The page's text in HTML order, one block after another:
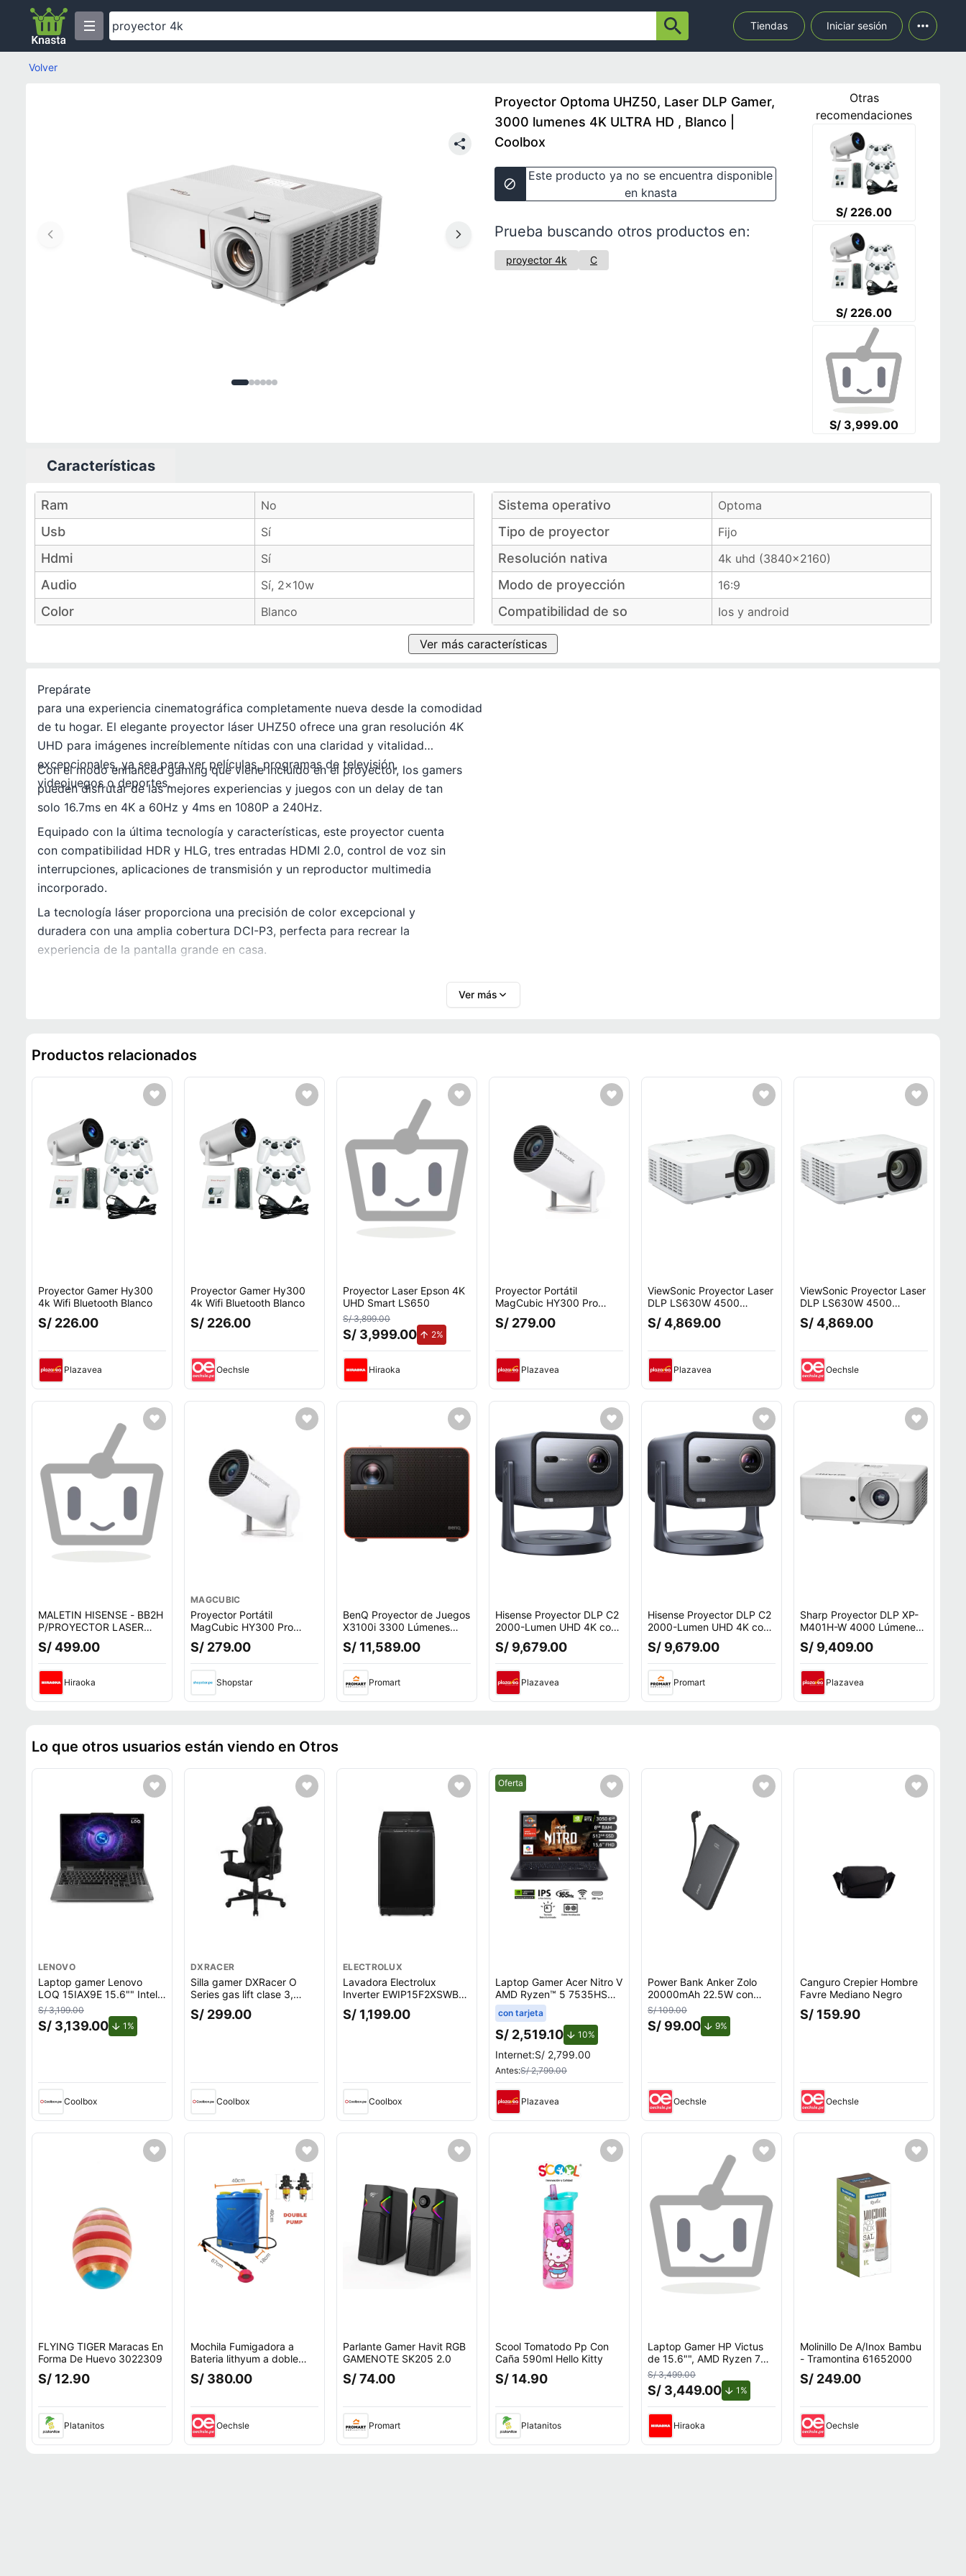
Tiendas Iniciar sesión
Volver
Imagen1
Imagen
Imagen
Imagen
Imagen
Imagen
Proyector Optoma UHZ50, Laser DLP Gamer,
3000 lumenes 4K ULTRA HD , Blanco |
Coolbox
Este producto ya no se encuentra disponible
en knasta
Prueba buscando otros productos en:
proyector 4k C
Otras
recomendaciones
S/ 226.00
S/ 226.00
S/ 3,999.00
Características
Características técnicas
Ram No
Usb Sí
Hdmi Sí
Audio Sí, 2x10w
Color Blanco
Sistema operativo Optoma
Tipo de proyector Fijo
Resolución nativa 4k uhd (3840x2160)
Modo de proyección 16:9
Compatibilidad de so Ios y android
Ver más características
Prepárate
para una experiencia cinematográfica completamente nueva desde la comodidad
de tu hogar. El elegante proyector láser UHZ50 ofrece una gran resolución 4K
UHD para imágenes increíblemente nítidas con una claridad y vitalidad
excepcionales, ya sea para ver películas, programas de televisión,
videojuegos o deportes.
Con el modo enhanced gaming que viene incluido en el proyector, los gamers
pueden disfrutar de las mejores experiencias y juegos con un delay de tan
solo 16.7ms en 4K a 60Hz y 4ms en 1080P a 240Hz.
Equipado con la última tecnología y características, este proyector cuenta
con compatibilidad HDR y HLG, tres entradas HDMI 2.0, control de voz sin
interrupciones, aplicaciones de transmisión y un reproductor multimedia
incorporado.
La tecnología láser proporciona una precisión de color excepcional y
duradera con una amplia cobertura DCI-P3, perfecta para recrear la
experiencia de la pantalla grande en casa.
Ver más
Productos relacionados
Proyector Gamer Hy300
4k Wifi Bluetooth Blanco
S/ 226.00
Plazavea
Proyector Gamer Hy300
4k Wifi Bluetooth Blanco
S/ 226.00
Oechsle
Proyector Laser Epson 4K
UHD Smart LS650
S/ 3,899.00
S/ 3,999.00 2%
Hiraoka
Proyector Portátil
MagCubic HY300 Pro
Blanco Ultra HD Blanco
Compacto
S/ 279.00
Plazavea
ViewSonic Proyector Laser
DLP LS630W 4500
Lúmenes WXGA, 1.3x
Zoom, Control LAN,
S/ 4,869.00
Plazavea
ViewSonic Proyector Laser
DLP LS630W 4500
Lúmenes WXGA, 1.3x
Zoom, Control LAN,
S/ 4,869.00
Oechsle
MALETIN HISENSE - BB2H
P/PROYECTOR LASER
C2/C2 ULTRA
S/ 499.00
Hiraoka
MAGCUBIC
Proyector Portátil
MagCubic HY300 Pro
Blanco Ultra HD Blanco
Compacto
S/ 279.00
Shopstar
BenQ Proyector de Juegos
X3100i 3300 Lúmenes
UHD 4K 4LED DLP
S/ 11,589.00
Promart
Hisense Proyector DLP C2
2000-Lumen UHD 4K con
Soporte Integrado y
Sonido JBL
S/ 9,679.00
Plazavea
Hisense Proyector DLP C2
2000-Lumen UHD 4K con
Soporte Integrado y
Sonido JBL
S/ 9,679.00
Promart
Sharp Proyector DLP XP-
M401H-W 4000 Lúmenes
Full HD, Larga Duración,
Doble HDMI, Altavoz
S/ 9,409.00
Plazavea
Lo que otros usuarios están viendo en Otros
LENOVO
Laptop gamer Lenovo
LOQ 15IAX9E 15.6"" Intel
Core i5, 512GB SSD, 8GB
RAM, Windows 11 Home,
gris
S/ 3,199.00
S/ 3,139.00 1%
Coolbox
DXRACER
Silla gamer DXRacer O
Series gas lift clase 3,
tapiz cuero pu, máx. 100
kg, inclinación 90 - 135°,
S/ 299.00
Coolbox
ELECTROLUX
Lavadora Electrolux
Inverter EWIP15F2XSWB
carga superior, capacidad
15 kg, negro
S/ 1,199.00
Coolbox
Mejor precio.
Oferta
Laptop Gamer Acer Nitro V
AMD Ryzen™ 5 7535HS
8GB RAM 512GB SSD
15.6"" RTX 3050
con tarjeta
S/ 2,519.10 10% de descuento.
Internet:S/ 2,799.00
Antes:S/ 2,799.00
Plazavea
Power Bank Anker Zolo
20000mAh 22.5W con
Cable USB-C Integrado
Negro
S/ 109.00
S/ 99.00 9%
Oechsle
Canguro Crepier Hombre
Favre Mediano Negro
S/ 159.90
Oechsle
FLYING TIGER Maracas En
Forma De Huevo 3022309
S/ 12.90
Platanitos
Mochila Fumigadora a
Bateria lithyum a doble
bomba
S/ 380.00
Oechsle
Parlante Gamer Havit RGB
GAMENOTE SK205 2.0
S/ 74.00
Promart
Scool Tomatodo Pp Con
Caña 590ml Hello Kitty
S/ 14.90
Platanitos
Laptop Gamer HP Victus
de 15.6"", AMD Ryzen 7
7445H, NVIDIA GeForce
RTX 3050, 16GB RAM,
disco sólido de 512GB,
modelo 15-fb3020la
S/ 3,499.00
S/ 3,449.00 1%
Hiraoka
Molinillo De A/Inox Bambu
- Tramontina 61652000
S/ 249.00
Oechsle